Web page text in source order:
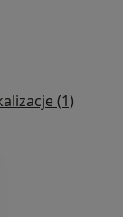
(1)